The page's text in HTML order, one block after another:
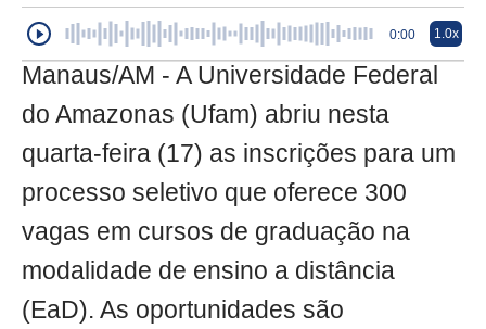
0:00 1.0x
Manaus/AM - A Universidade Federal
do Amazonas (Ufam) abriu nesta
quarta-feira (17) as inscrições para um
processo seletivo que oferece 300
vagas em cursos de graduação na
modalidade de ensino a distância
(EaD). As oportunidades são